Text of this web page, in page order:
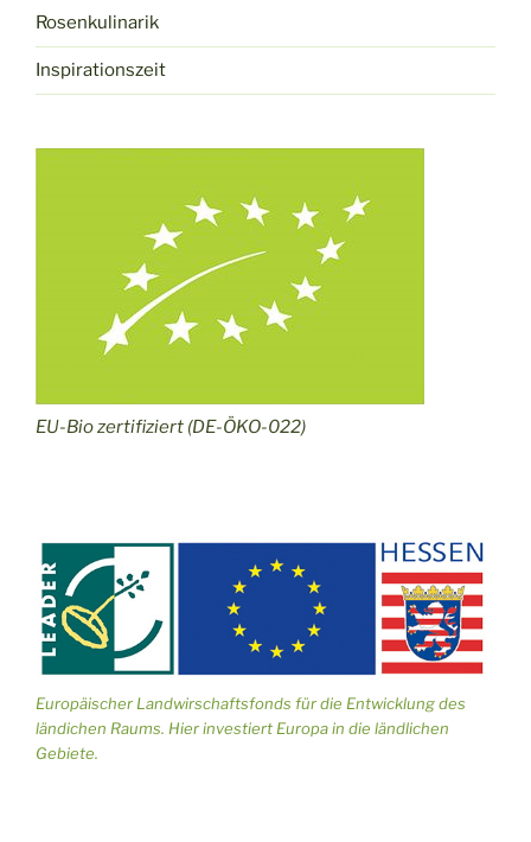
Rosenkulinarik
Inspirationszeit
EU-Bio zertifiziert (DE-ÖKO-022)
Europäischer Landwirschaftsfonds für die Entwicklung des
ländichen Raums. Hier investiert Europa in die ländlichen
Gebiete.